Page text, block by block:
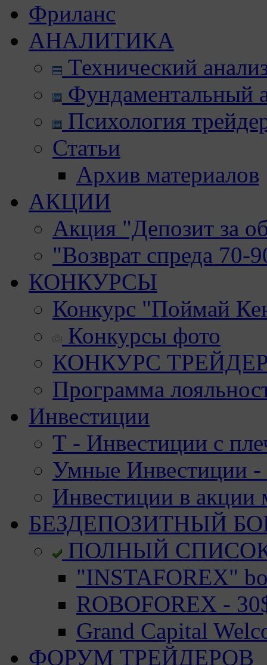
Фриланс
АНАЛИТИКА
Технический
Фундаментальный
Психология
Статьи
Архив материалов
АКЦИИ
Акция "Депозит за
"Возврат спреда 70-
КОНКУРСЫ
Конкурс "Поймай
Конкурсы фото
КОНКУРС
Программа
Инвестиции
Т - Инвестиции с
Умные Инвестиции -
Инвестиции в акции
БЕЗДЕПОЗИТНЫЙ
ПОЛНЫЙ
"INSTAFOREX"
ROBOFOREX -
Grand Capital
ФОРУМ ТРЕЙДЕРОВ